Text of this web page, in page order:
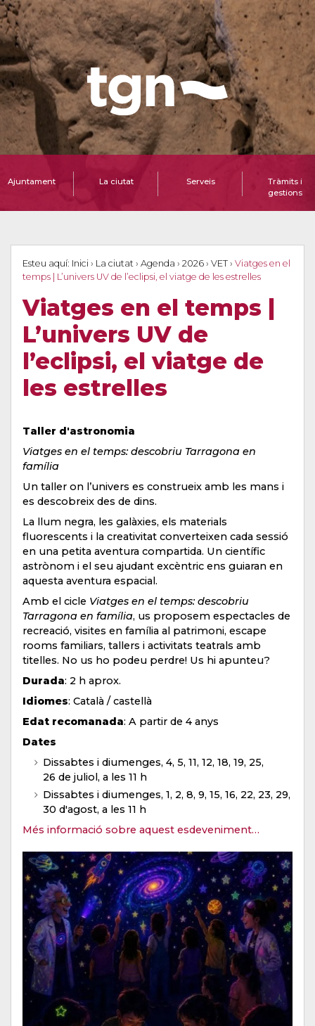
Ajuntament La ciutat Serveis
Tràmits i
gestions
Esteu aquí: Inici › La ciutat › Agenda › 2026 › VET › Viatges en el
temps | L’univers UV de l’eclipsi, el viatge de les estrelles
Viatges en el temps |
L’univers UV de
l’eclipsi, el viatge de
les estrelles
Taller d'astronomia
Viatges en el temps: descobriu Tarragona en
família
Un taller on l’univers es construeix amb les mans i
es descobreix des de dins.
La llum negra, les galàxies, els materials
fluorescents i la creativitat converteixen cada sessió
en una petita aventura compartida. Un científic
astrònom i el seu ajudant excèntric ens guiaran en
aquesta aventura espacial.
Amb el cicle Viatges en el temps: descobriu
Tarragona en família, us proposem espectacles de
recreació, visites en família al patrimoni, escape
rooms familiars, tallers i activitats teatrals amb
titelles. No us ho podeu perdre! Us hi apunteu?
Durada: 2 h aprox.
Idiomes: Català / castellà
Edat recomanada: A partir de 4 anys
Dates
Dissabtes i diumenges, 4, 5, 11, 12, 18, 19, 25,
26 de juliol, a les 11 h
Dissabtes i diumenges, 1, 2, 8, 9, 15, 16, 22, 23, 29,
30 d'agost, a les 11 h
Més informació sobre aquest esdeveniment…